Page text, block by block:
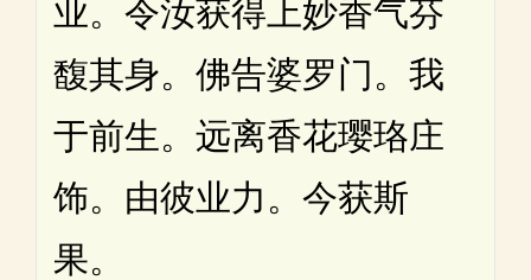
业。令汝获得上妙香气芬
馥其身。佛告婆罗门。我
于前生。远离香花璎珞庄
饰。由彼业力。今获斯
果。